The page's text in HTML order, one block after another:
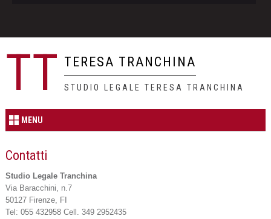
TT TERESA TRANCHINA
STUDIO LEGALE TERESA TRANCHINA
MENU
Contatti
Studio Legale Tranchina
Via Baracchini, n.7
50127 Firenze, FI
Tel: 055 432958 Cell. 349 2952435